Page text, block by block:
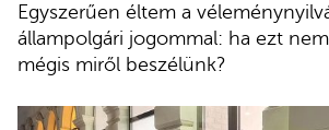
Egyszerűen éltem a
állampolgári jogommal: ha ezt
mégis miről beszélünk?